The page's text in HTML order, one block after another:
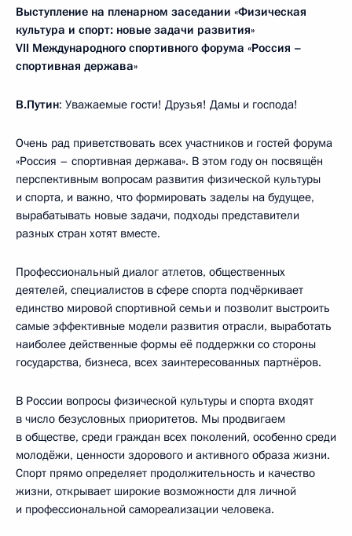
Выступление на пленарном заседании «Физическая
культура и спорт: новые задачи развития»
VII Международного спортивного форума «Россия –
спортивная держава»
В.Путин: Уважаемые гости! Друзья! Дамы и господа!
Очень рад приветствовать всех участников и гостей форума
«Россия – спортивная держава». В этом году он посвящён
перспективным вопросам развития физической культуры
и спорта, и важно, что формировать заделы на будущее,
вырабатывать новые задачи, подходы представители
разных стран хотят вместе.
Профессиональный диалог атлетов, общественных
деятелей, специалистов в сфере спорта подчёркивает
единство мировой спортивной семьи и позволит выстроить
самые эффективные модели развития отрасли, выработать
наиболее действенные формы её поддержки со стороны
государства, бизнеса, всех заинтересованных партнёров.
В России вопросы физической культуры и спорта входят
в число безусловных приоритетов. Мы продвигаем
в обществе, среди граждан всех поколений, особенно среди
молодёжи, ценности здорового и активного образа жизни.
Спорт прямо определяет продолжительность и качество
жизни, открывает широкие возможности для личной
и профессиональной самореализации человека.